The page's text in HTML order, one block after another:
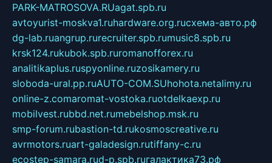
PARK-MATROSOVA.RUagat.spb.ru
avtoyurist-moskva1.ruhardware.org.ruсхема-авто.рф
dg-lab.ruangrup.rurecruiter.spb.rumusic8.spb.ru
krsk124.rukubok.spb.ruromanofforex.ru
analitikaplus.ruspyonline.ruzosikamery.ru
sloboda-ural.pp.ruAUTO-COM.SUhohota.netalimy.ru
online-z.comaromat-vostoka.ruotdelkaexp.ru
mobilvest.rubbd.net.rumebelshop.msk.ru
smp-forum.rubastion-td.rukosmoscreative.ru
avrmotors.ruart-galadesign.rutiffany-c.ru
ecostep-samara.rud-p.spb.ruгалактика73.рф